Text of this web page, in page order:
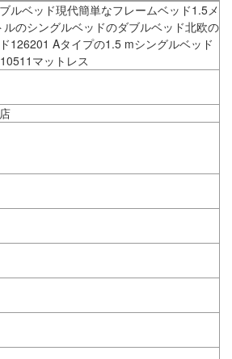
ルベッド現代簡単なフレームベッド1.5メ
のシングルベッドのダブルベッド北欧の
126201 Aタイプの1.5 mシングルベッド
マットレス